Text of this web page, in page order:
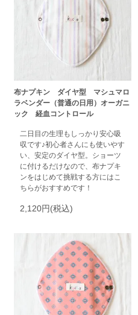
布ナプキン ダイヤ型 マシュマロ
ラベンダー（普通の日用）オーガニ
ック 経血コントロール
二日目の生理もしっかり安心吸
収です♪初心者さんにも使いやす
い、安定のダイヤ型。ショーツ
に付けるだけなので、布ナプキ
ンをはじめて挑戦する方にはこ
ちらがおすすめです！
2,120円(税込)